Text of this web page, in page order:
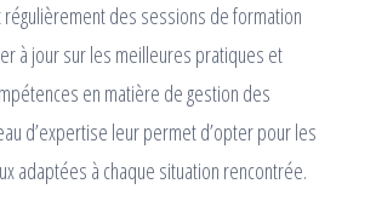
régulièrement des sessions de formation
à jour sur les meilleures pratiques et
en matière de gestion des
d’expertise leur permet d’opter pour les
adaptées à chaque situation rencontrée.